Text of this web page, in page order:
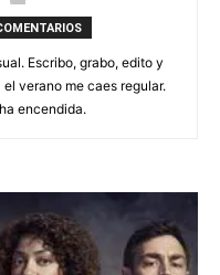
Escribo, grabo, edito y
verano me caes regular.
encendida.